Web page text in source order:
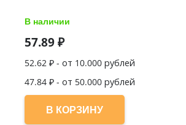
В наличии
57.89₽
52.62 ₽ - от 10.000 рублей
47.84 ₽ - от 50.000 рублей
В КОРЗИНУ